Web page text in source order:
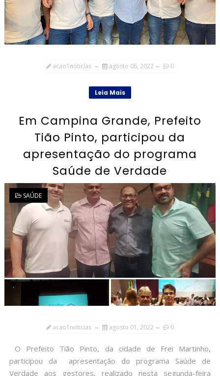
acao1noticias agosto 06, 2022 0
Leia Mais
Em Campina Grande, Prefeito
Tião Pinto, participou da
apresentação do programa
Saúde de Verdade
SAÚDE
acao1noticias agosto 01, 2022 0
O Prefeito Tião Pinto, da cidade de Frei Martinho,
participou da apresentação do programa Saúde de
Verdade aos gestores, realizado nesta segunda-feira